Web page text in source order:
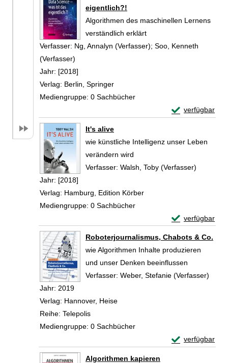
eigentlich?!
Algorithmen des maschinellen Lernens
verständlich erklärt
Verfasser: Ng, Annalyn (Verfasser); Soo, Kenneth
(Verfasser)
Jahr: [2018]
Verlag: Berlin, Springer
Mediengruppe: 0 Sachbücher
verfügbar
Exemplar-
It's alive
wie künstliche Intelligenz unser Leben
verändern wird
Verfasser: Walsh, Toby (Verfasser)
Jahr: [2018]
Verlag: Hamburg, Edition Körber
Mediengruppe: 0 Sachbücher
verfügbar
Exemplar-
Roboterjournalismus, Chabots & Co.
wie Algorithmen Inhalte produzieren
und unser Denken beeinflussen
Verfasser: Weber, Stefanie (Verfasser)
Jahr: 2019
Verlag: Hannover, Heise
Reihe: Telepolis
Mediengruppe: 0 Sachbücher
verfügbar
Exemplar-
Algorithmen kapieren